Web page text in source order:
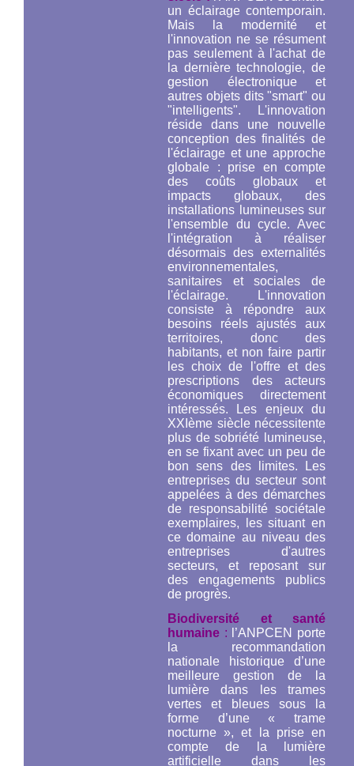
un éclairage contemporain.
Mais la modernité et
l'innovation ne se résument
pas seulement à l'achat de
la dernière technologie, de
gestion électronique et
autres objets dits "smart" ou
"intelligents". L'innovation
réside dans une nouvelle
conception des finalités de
l'éclairage et une approche
globale : prise en compte
des coûts globaux et
impacts globaux, des
installations lumineuses sur
l'ensemble du cycle. Avec
l'intégration à réaliser
désormais des externalités
environnementales,
sanitaires et sociales de
l'éclairage. L'innovation
consiste à répondre aux
besoins réels ajustés aux
territoires, donc des
habitants, et non faire partir
les choix de l'offre et des
prescriptions des acteurs
économiques directement
intéressés. Les enjeux du
XXIème siècle nécessitente
plus de sobriété lumineuse,
en se fixant avec un peu de
bon sens des limites. Les
entreprises du secteur sont
appelées à des démarches
de responsabilité sociétale
exemplaires, les situant en
ce domaine au niveau des
entreprises d'autres
secteurs, et reposant sur
des engagements publics
de progrès.
Biodiversité et santé
humaine : l’ANPCEN porte
la recommandation
nationale historique d’une
meilleure gestion de la
lumière dans les trames
vertes et bleues sous la
forme d’une « trame
nocturne », et la prise en
compte de la lumière
artificielle dans les